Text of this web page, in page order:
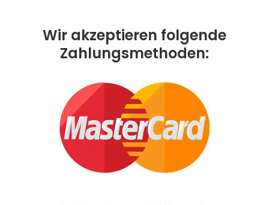
Wir akzeptieren folgende
Zahlungsmethoden: